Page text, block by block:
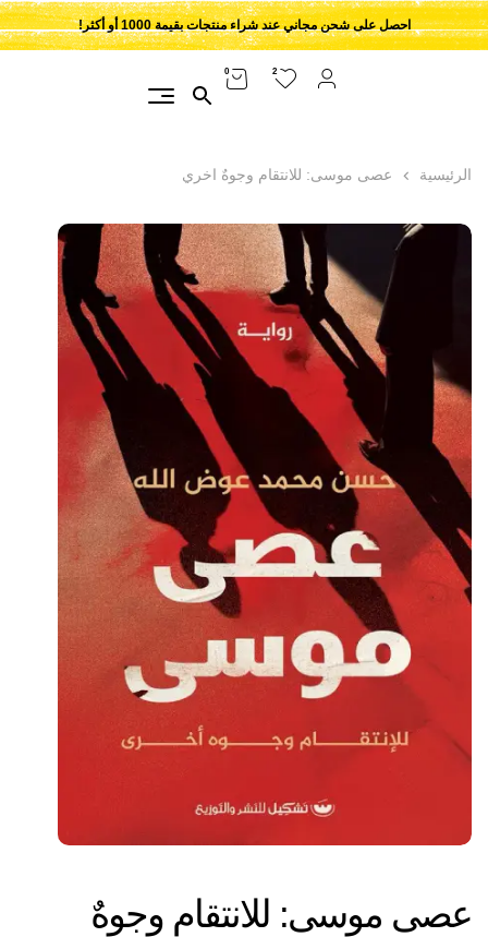
احصل على شحن مجاني عند شراء منتجات بقيمة 1000 أو أكثر!
2
0
الرئيسية عصى موسى: للانتقام وجوهٌ اخري
عصى موسى: للانتقام وجوهٌ